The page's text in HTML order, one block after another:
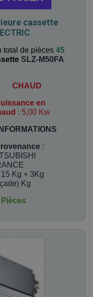
cassette
total de pièces 45
SLZ-M50FA
CHAUD
en
: 5,00 Kw
INFORMATIONS
:
15 Kg + 3Kg
Kg